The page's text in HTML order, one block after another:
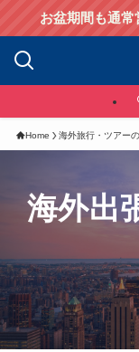
お盆期間も通常
Home 海外旅行・ツアー
海外出